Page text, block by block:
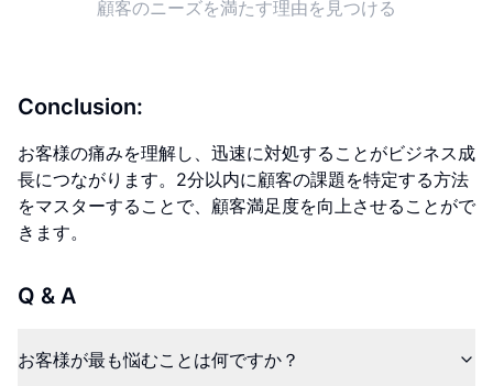
顧客のニーズを満たす理由を見つける
Conclusion:
お客様の痛みを理解し、迅速に対処することがビジネス成
長につながります。2分以内に顧客の課題を特定する方法
をマスターすることで、顧客満足度を向上させることがで
きます。
Q & A
お客様が最も悩むことは何ですか？